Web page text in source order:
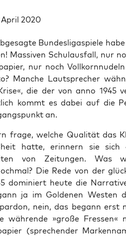
2020
Bun­des­li­ga­spie­le habe
Mas­si­ven Schul­aus­fall, nur
nur noch
Man­che Laut­spre­cher
die der von anno 1945
kommt es dabei auf die
an.
fra­ge, wel­che Qua­li­tät das
hat­te, erin­nern sie sich
von Zei­tun­gen. Was
Die Rede von der
domi­niert heu­te die
ja im Gol­de­nen Wes­ten
nein, das begann erst
wäh­ren­de »gro­ße Fres­sen«
(spre­chen­der